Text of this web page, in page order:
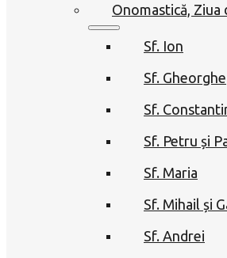
Onomastică, Ziua
Sf. Ion
Sf. Gheorghe
Sf.
Sf. Petru și
Sf. Maria
Sf. Mihail și
Sf. Andrei